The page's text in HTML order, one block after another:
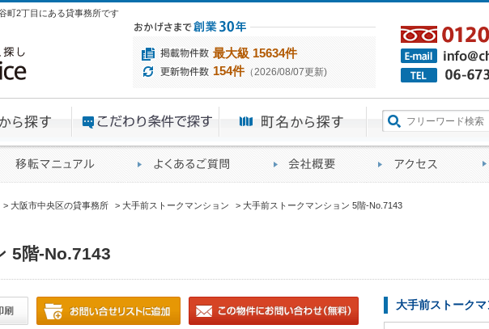
町2丁目にある貸事務所です
最大級 15634件
154件（2026/08/07更新)
大阪市中央区の貸事務所 大手前ストークマンション 大手前ストークマンション 5階-No.7143
5階-No.7143
大手前ストーク